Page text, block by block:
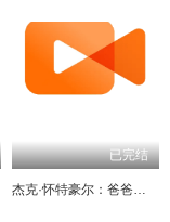
已完结
杰克·怀特豪尔：爸爸教我做爸爸